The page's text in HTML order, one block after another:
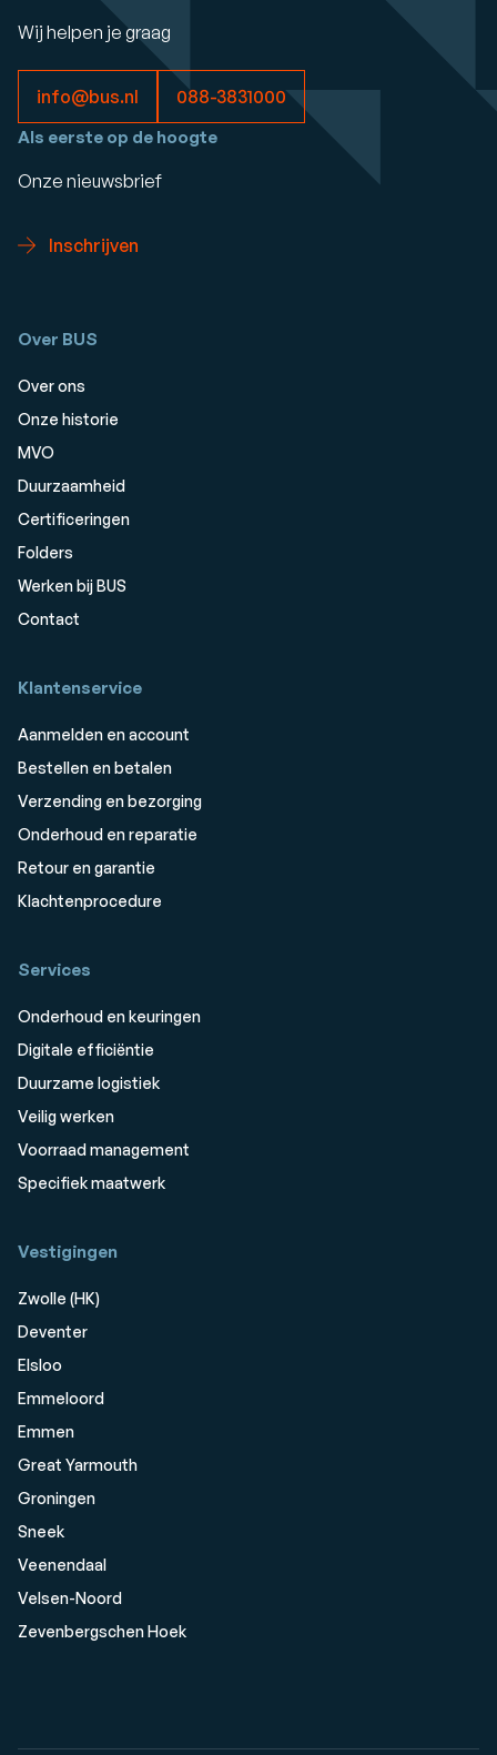
Wij helpen je graag
info@bus.nl 088-3831000
Als eerste op de hoogte
Onze nieuwsbrief
Inschrijven
Over BUS
Over ons
Onze historie
MVO
Duurzaamheid
Certificeringen
Folders
Werken bij BUS
Contact
Klantenservice
Aanmelden en account
Bestellen en betalen
Verzending en bezorging
Onderhoud en reparatie
Retour en garantie
Klachtenprocedure
Services
Onderhoud en keuringen
Digitale efficiëntie
Duurzame logistiek
Veilig werken
Voorraad management
Specifiek maatwerk
Vestigingen
Zwolle (HK)
Deventer
Elsloo
Emmeloord
Emmen
Great Yarmouth
Groningen
Sneek
Veenendaal
Velsen-Noord
Zevenbergschen Hoek